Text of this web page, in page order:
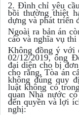
2. Đình chỉ yêu
bồi thường thiệt
dựng và phát triển
Ngoài ra bản án
cáo và nghĩa vụ thi
Không đồng ý với
02/12/2019, ông
đại diện cho bị
cho rằng, Tòa án
không đúng quy
luật không có
quan Nhà nước
đến quyền và lợi
nghị: